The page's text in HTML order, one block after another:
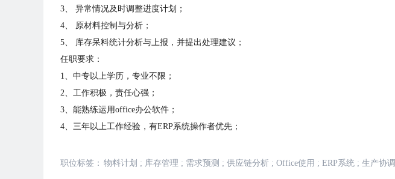
3、 异常情况及时调整进度计划；
4、 原材料控制与分析；
5、 库存呆料统计分析与上报，并提出处理建议；
任职要求：
1、中专以上学历，专业不限；
2、工作积极，责任心强；
3、能熟练运用office办公软件；
4、三年以上工作经验，有ERP系统操作者优先；
职位标签： 物料计划 ; 库存管理 ; 需求预测 ; 供应链分析 ; Office使用 ; ERP系统 ; 生产协调